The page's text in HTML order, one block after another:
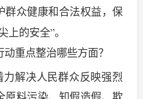
众健康和合法权益， 保
上的安全”。
重点整治哪些方面？
力解决人民群众反映强烈